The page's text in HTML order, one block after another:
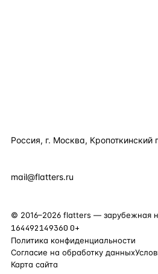
Россия, г. Москва, Кропоткинский
mail@flatters.ru
© 2016–2026 flatters — зарубежная
164492149360 0+
Политика конфиденциальности
Согласие на обработку данных
Карта сайта